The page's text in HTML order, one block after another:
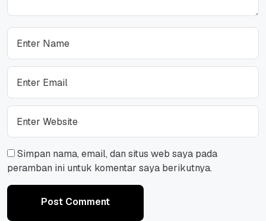
Simpan nama, email, dan situs web saya pada
peramban ini untuk komentar saya berikutnya.
Post Comment